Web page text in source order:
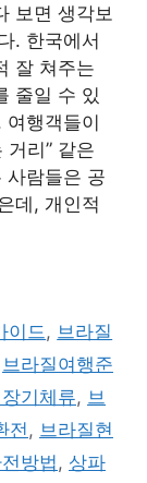
보면 생각보
. 한국에서
잘 쳐주는
줄일 수 있
행객들이
거리” 같은
사람들은 공
데, 개인적
이드, 브라질
브라질여행준
기체류, 브
전, 브라질현
방법, 상파